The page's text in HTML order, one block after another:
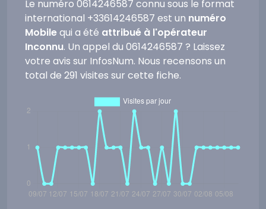
Le numéro 0614246587 connu sous le format
international +33614246587 est un numéro
Mobilequi a été attribué à l'opérateur
Inconnu. Un appel du 0614246587 ? Laissez
votre avis sur InfosNum. Nous recensons un
total de 291 visites sur cette fiche.